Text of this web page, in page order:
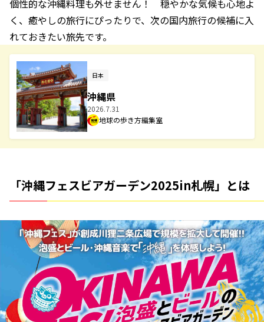
個性的な沖縄料理も外せません！ 穏やかな気候も心地よ
く、癒やしの旅行にぴったりで、次の国内旅行の候補に入
れておきたい旅先です。
日本
沖縄県
2026.7.31
地球の歩き方編集室
「沖縄フェスビアガーデン2025in札幌」とは